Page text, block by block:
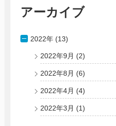
アーカイブ
2022年 (13)
2022年9月 (2)
2022年8月 (6)
2022年4月 (4)
2022年3月 (1)